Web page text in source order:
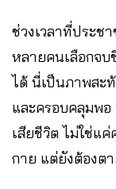
ช่วงเวลาที่ประช
หลายคนเลือกจบ
ได้ นี่เป็นภาพสะ
และครอบคลุมพอ
เสียชีวิต ไม่ใช่แ
กาย แต่ยังต้องต